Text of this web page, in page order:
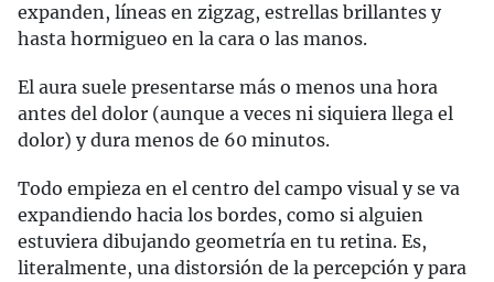
expanden, líneas en zigzag, estrellas brillantes y
hasta hormigueo en la cara o las manos.
El aura suele presentarse más o menos una hora
antes del dolor (aunque a veces ni siquiera llega el
dolor) y dura menos de 60 minutos.
Todo empieza en el centro del campo visual y se va
expandiendo hacia los bordes, como si alguien
estuviera dibujando geometría en tu retina. Es,
literalmente, una distorsión de la percepción y para